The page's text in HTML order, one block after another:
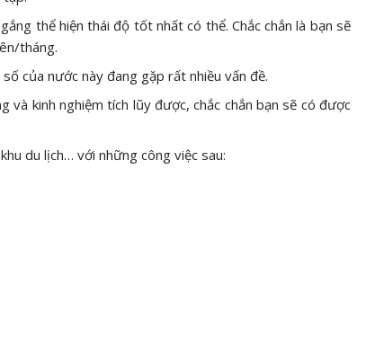
thể hiện thái độ tốt nhất có thể. Chắc chắn là bạn sẽ
tháng.
của nước này đang gặp rất nhiều vấn đề.
kinh nghiệm tích lũy được, chắc chắn bạn sẽ có được
du lịch… với những công việc sau: